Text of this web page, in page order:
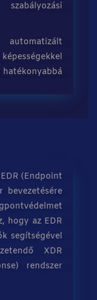
(Endpoint
bevezetésére
hogy az EDR
segítségével
XDR
rendszer